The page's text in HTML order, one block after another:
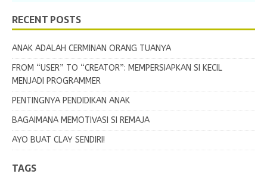
RECENT POSTS
ANAK ADALAH CERMINAN ORANG TUANYA
FROM “USER” TO “CREATOR”: MEMPERSIAPKAN SI KECIL
MENJADI PROGRAMMER
PENTINGNYA PENDIDIKAN ANAK
BAGAIMANA MEMOTIVASI SI REMAJA
AYO BUAT CLAY SENDIRI!
TAGS